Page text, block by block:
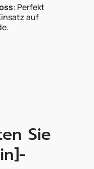
: Perfekt
auf
Sie